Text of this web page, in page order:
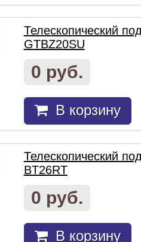
Телескопический
GTBZ20SU
0 руб.
В корзину
Телескопический
BT26RT
0 руб.
В корзину